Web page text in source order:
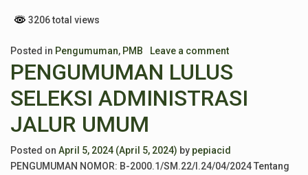
3206 total views
Posted in Pengumuman, PMB Leave a comment
PENGUMUMAN LULUS
SELEKSI ADMINISTRASI
JALUR UMUM
Posted on April 5, 2024 (April 5, 2024) by pepiacid
PENGUMUMAN NOMOR: B-2000.1/SM.22/I.24/04/2024 Tentang